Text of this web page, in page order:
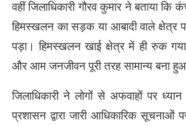
वहीं जिलाधिकारी गौरव कुमार ने बताया कि
हिमस्खलन का सड़क या आबादी वाले क्षेत्र
पड़ा। हिमस्खलन खाई क्षेत्र में ही रुक
और आम जनजीवन पूरी तरह सामान्य बना
जिलाधिकारी ने लोगों से अफवाहों पर
प्रशासन द्वारा जारी आधिकारिक सूचनाओं